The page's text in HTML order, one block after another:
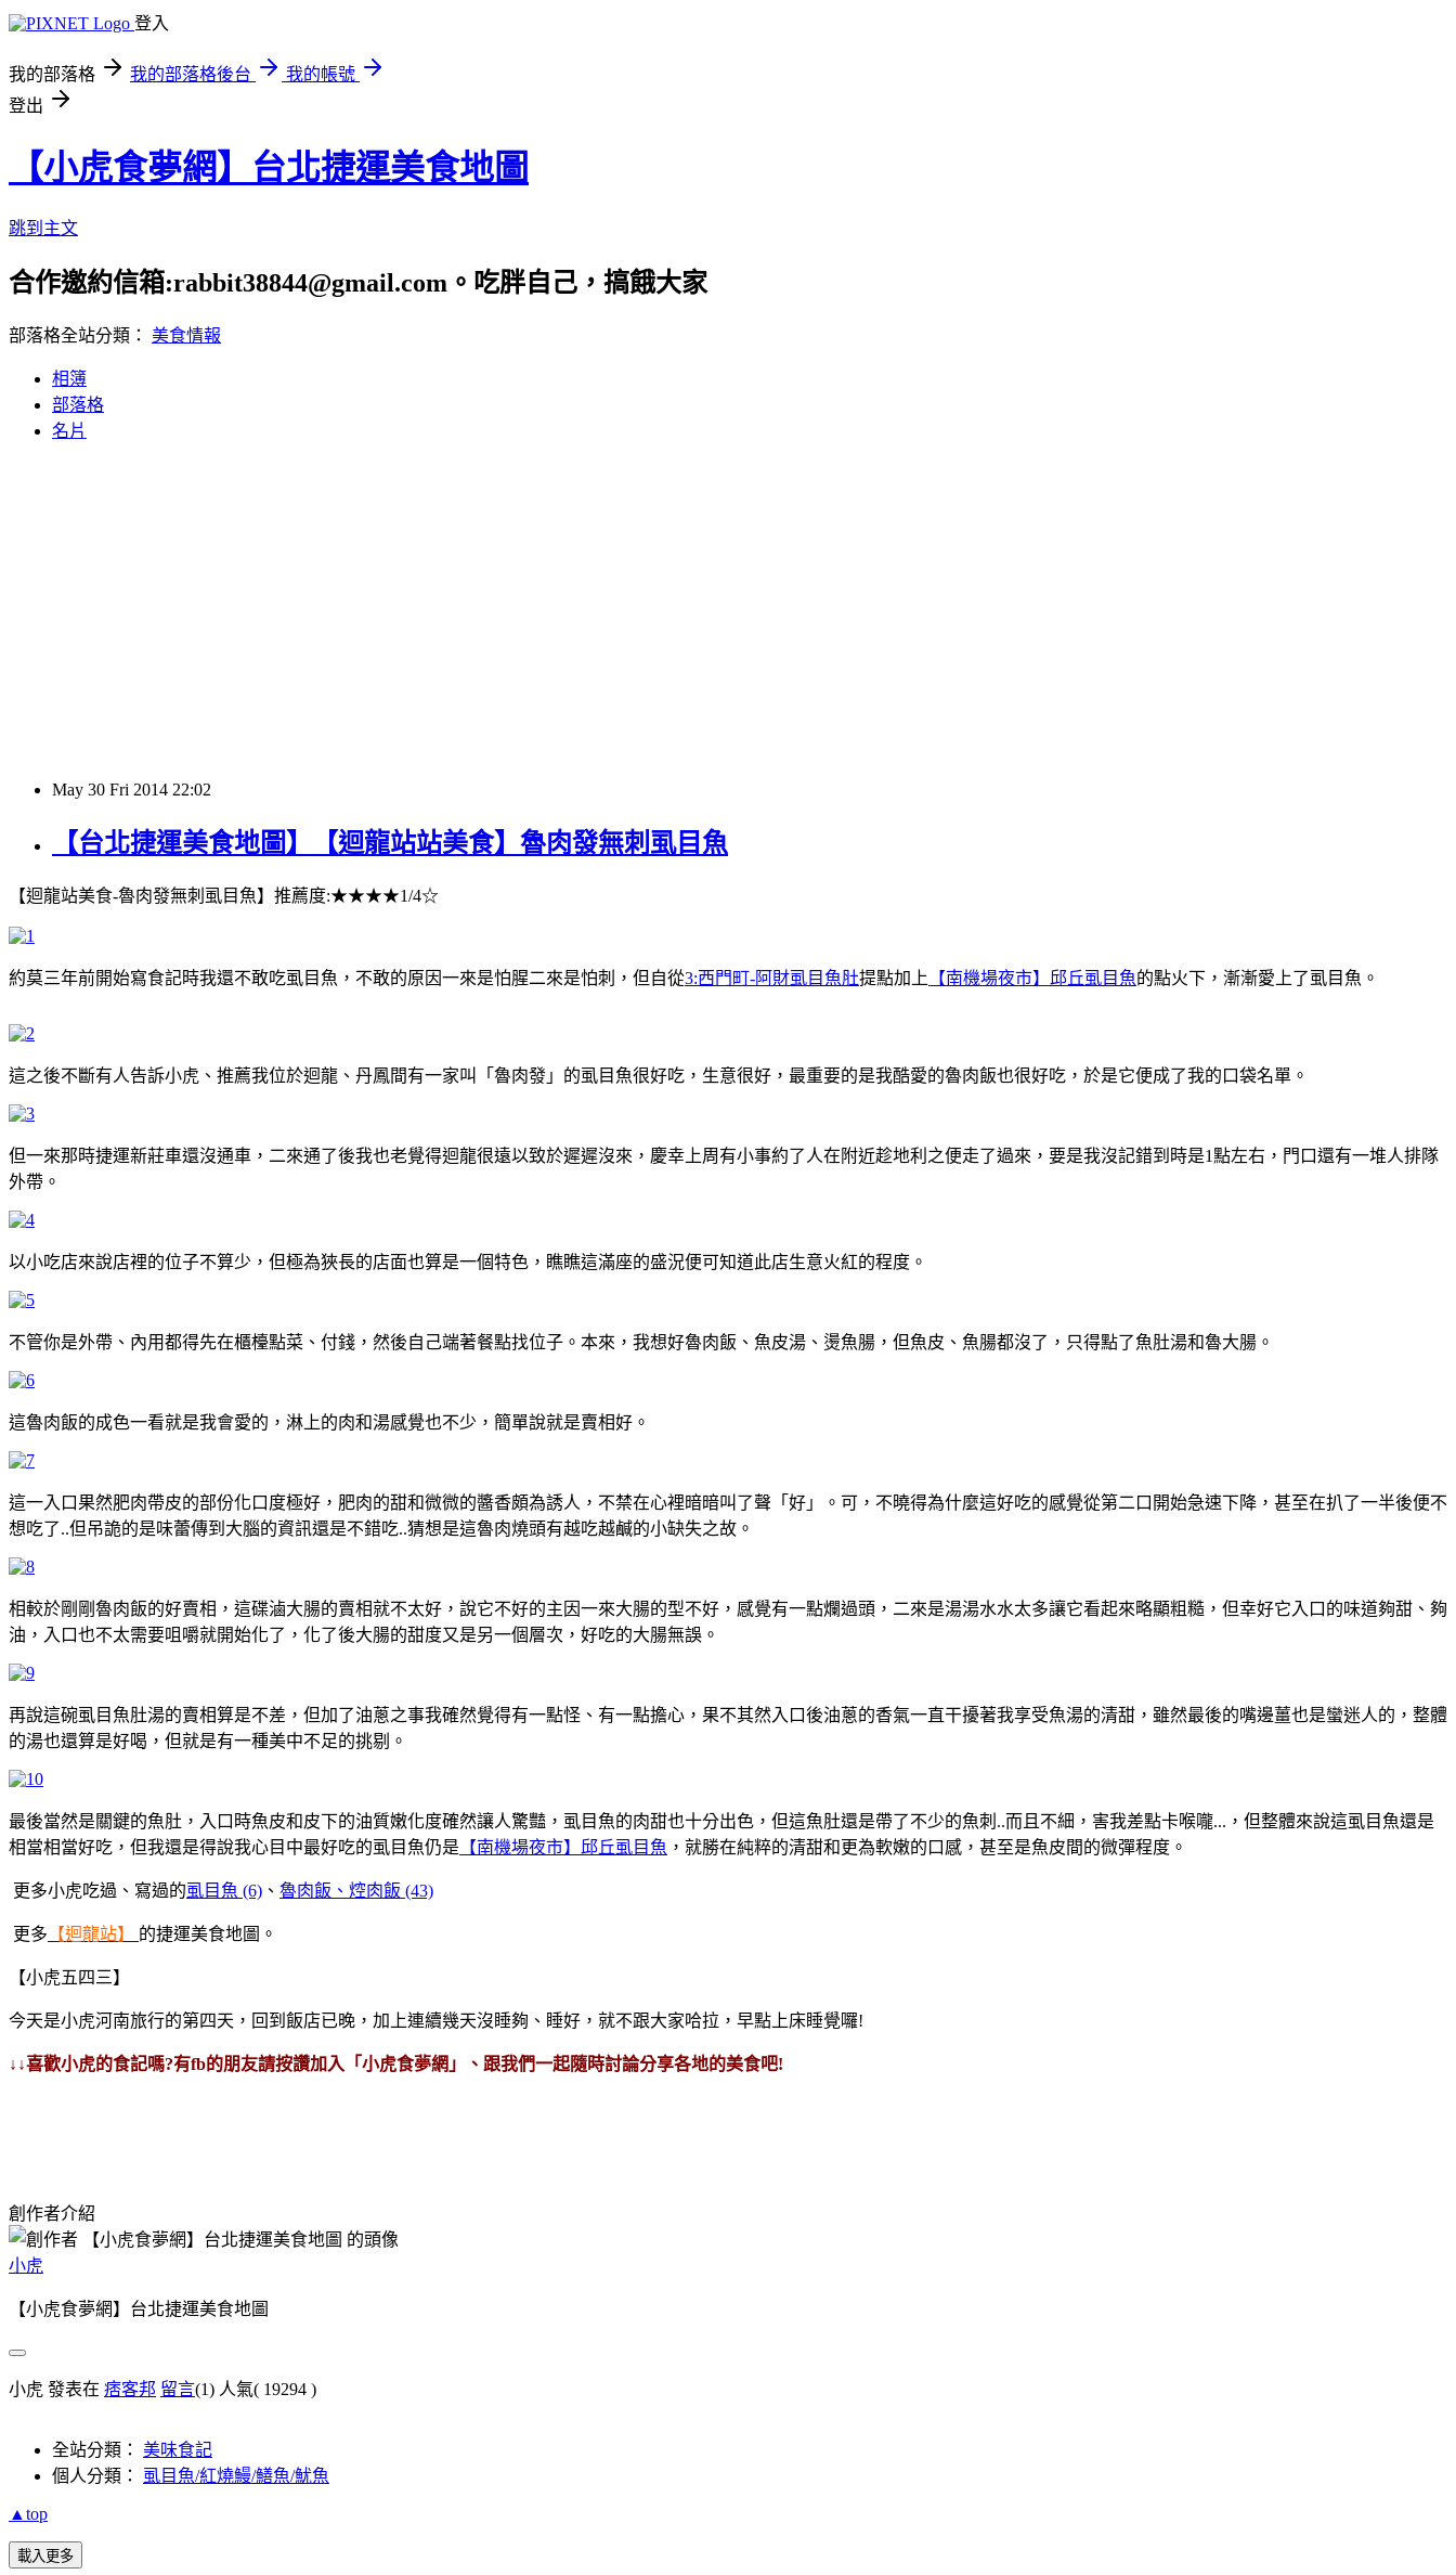
登入
我的部落格 我的部落格後台
我的帳號
登出
【小虎食夢網】台北捷運美食地圖
跳到主文
合作邀約信箱:rabbit38844@gmail.com。吃胖自己，搞餓大家
部落格全站分類： 美食情報
相簿
部落格
名片
May 30 Fri 2014 22:02
【台北捷運美食地圖】【迴龍站站美食】魯肉發無刺虱目魚
【迴龍站美食-魯肉發無刺虱目魚】推薦度:★★★★1/4☆
約莫三年前開始寫食記時我還不敢吃虱目魚，不敢的原因一來是怕腥二來是怕刺，但自從3:西門町-阿財虱目魚肚提點加上 【南機場夜市】邱丘虱目魚的點火下，漸漸愛上了虱目魚。
這之後不斷有人告訴小虎、推薦我位於迴龍、丹鳳間有一家叫「魯肉發」的虱目魚很好吃，生意很好，最重要的是我酷愛的魯肉飯也很好吃，於是它便成了我的口袋名單。
但一來那時捷運新莊車還沒通車，二來通了後我也老覺得迴龍很遠以致於遲遲沒來，慶幸上周有小事約了人在附近趁地利之便走了過來，要是我沒記錯到時是1點左右，門口還有一堆人排隊
外帶。
以小吃店來說店裡的位子不算少，但極為狹長的店面也算是一個特色，瞧瞧這滿座的盛況便可知道此店生意火紅的程度。
不管你是外帶、內用都得先在櫃檯點菜、付錢，然後自己端著餐點找位子。本來，我想好魯肉飯、魚皮湯、燙魚腸，但魚皮、魚腸都沒了，只得點了魚肚湯和魯大腸。
這魯肉飯的成色一看就是我會愛的，淋上的肉和湯感覺也不少，簡單說就是賣相好。
這一入口果然肥肉帶皮的部份化口度極好，肥肉的甜和微微的醬香頗為誘人，不禁在心裡暗暗叫了聲「好」。可，不曉得為什麼這好吃的感覺從第二口開始急速下降，甚至在扒了一半後便不
想吃了..但吊詭的是味蕾傳到大腦的資訊還是不錯吃..猜想是這魯肉燒頭有越吃越鹹的小缺失之故。
相較於剛剛魯肉飯的好賣相，這碟滷大腸的賣相就不太好，說它不好的主因一來大腸的型不好，感覺有一點爛過頭，二來是湯湯水水太多讓它看起來略顯粗糙，但幸好它入口的味道夠甜、夠
油，入口也不太需要咀嚼就開始化了，化了後大腸的甜度又是另一個層次，好吃的大腸無誤。
再說這碗虱目魚肚湯的賣相算是不差，但加了油蔥之事我確然覺得有一點怪、有一點擔心，果不其然入口後油蔥的香氣一直干擾著我享受魚湯的清甜，雖然最後的嘴邊薑也是蠻迷人的，整體
的湯也還算是好喝，但就是有一種美中不足的挑剔。
最後當然是關鍵的魚肚，入口時魚皮和皮下的油質嫩化度確然讓人驚豔，虱目魚的肉甜也十分出色，但這魚肚還是帶了不少的魚刺..而且不細，害我差點卡喉嚨...，但整體來說這虱目魚還是
相當相當好吃，但我還是得說我心目中最好吃的虱目魚仍是 【南機場夜市】邱丘虱目魚 ，就勝在純粹的清甜和更為軟嫩的口感，甚至是魚皮間的微彈程度。
更多小虎吃過、寫過的虱目魚 (6) 、 魯肉飯、焢肉飯 (43)
更多 【迴龍站】 的捷運美食地圖。
【小虎五四三】
今天是小虎河南旅行的第四天，回到飯店已晚，加上連續幾天沒睡夠、睡好，就不跟大家哈拉，早點上床睡覺囉!
↓↓喜歡小虎的食記嗎?有fb的朋友請按讚加入「小虎食夢網」、跟我們一起隨時討論分享各地的美食吧!
創作者介紹
小虎
【小虎食夢網】台北捷運美食地圖
小虎 發表在 痞客邦 留言(1) 人氣( 19294 )
全站分類： 美味食記
個人分類： 虱目魚/紅燒鰻/鱔魚/魷魚
▲top
載入更多